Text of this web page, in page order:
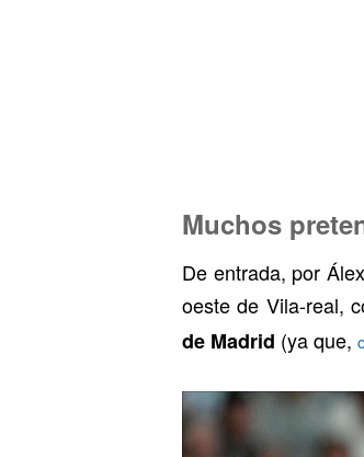
Muchos
De entrada, por
oeste de Vila-real,
de Madrid (ya que,